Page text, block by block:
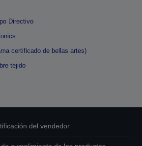
Directivo
certificado de bellas artes)
tejido
del vendedor